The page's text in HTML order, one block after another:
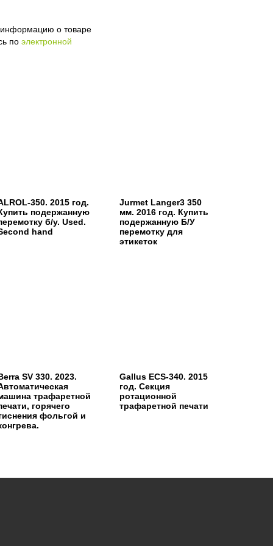
о товаре
по электронной
350. 2015 год.
подержанную
б/у. Used.
hand
Jurmet Langer3 350
мм. 2016 год. Купить
подержанную Б/У
перемотку для
этикеток
SV 330. 2023.
трафаретной
горячего
фольгой и
Gallus ECS-340. 2015
год. Секция
ротационной
трафаретной печати